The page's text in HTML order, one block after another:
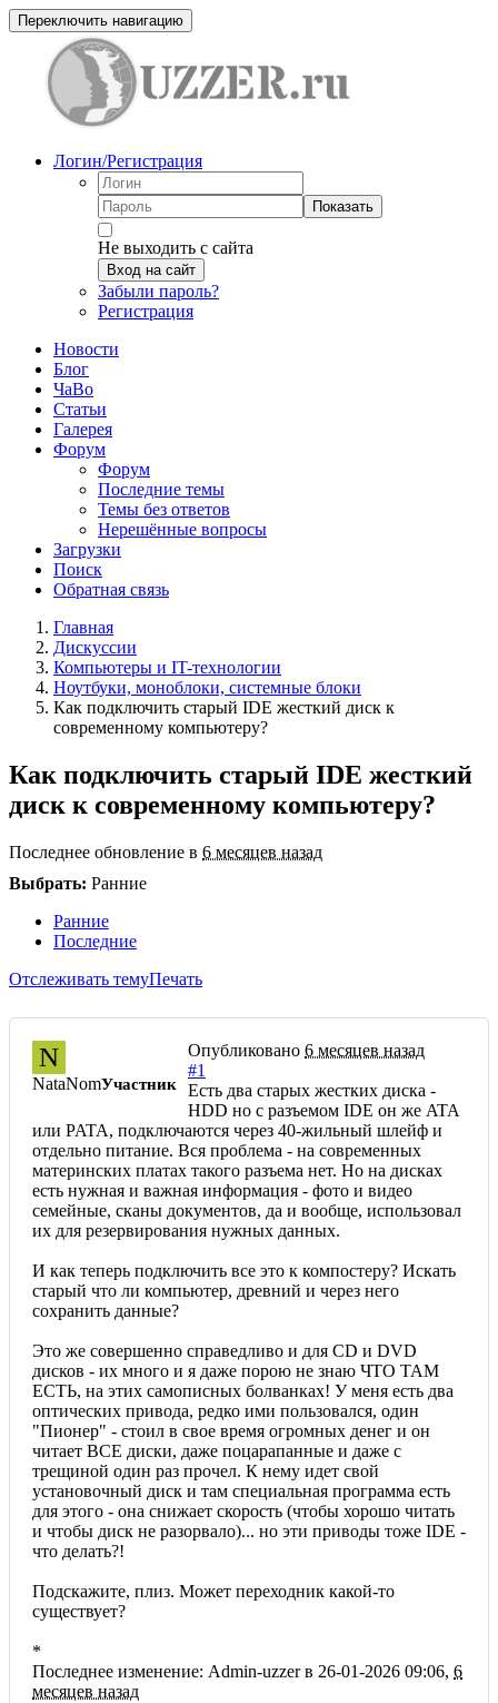
Переключить навигацию
Логин/Регистрация
Показать
Не выходить с сайта
Вход на сайт
Забыли пароль?
Регистрация
Новости
Блог
ЧаВо
Статьи
Галерея
Форум
Форум
Последние темы
Темы без ответов
Нерешённые вопросы
Загрузки
Поиск
Обратная связь
Главная
Дискуссии
Компьютеры и IT-технологии
Ноутбуки, моноблоки, системные блоки
Как подключить старый IDE жесткий диск к
современному компьютеру?
Как подключить старый IDE жесткий
диск к современному компьютеру?
Последнее обновление в 6 месяцев назад
Выбрать: Ранние
Ранние
Последние
Отслеживать темуПечать
N
NataNomУчастник
Опубликовано 6 месяцев назад
#1
Есть два старых жестких диска -
HDD но с разъемом IDE он же ATA
или PATA, подключаются через 40-жильный шлейф и
отдельно питание. Вся проблема - на современных
материнских платах такого разъема нет. Но на дисках
есть нужная и важная информация - фото и видео
семейные, сканы документов, да и вообще, использовал
их для резервирования нужных данных.
И как теперь подключить все это к компостеру? Искать
старый что ли компьютер, древний и через него
сохранить данные?
Это же совершенно справедливо и для CD и DVD
дисков - их много и я даже порою не знаю ЧТО ТАМ
ЕСТЬ, на этих самописных болванках! У меня есть два
оптических привода, редко ими пользовался, один
"Пионер" - стоил в свое время огромных денег и он
читает ВСЕ диски, даже поцарапанные и даже с
трещиной один раз прочел. К нему идет свой
установочный диск и там специальная программа есть
для этого - она снижает скорость (чтобы хорошо читать
и чтобы диск не разорвало)... но эти приводы тоже IDE -
что делать?!
Подскажите, плиз. Может переходник какой-то
существует?
*
Последнее изменение: Admin-uzzer в 26-01-2026 09:06, 6
месяцев назад